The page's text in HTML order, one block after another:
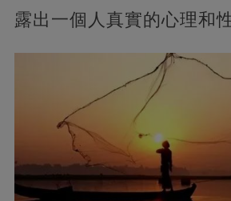
露出一個人真實的心理和性